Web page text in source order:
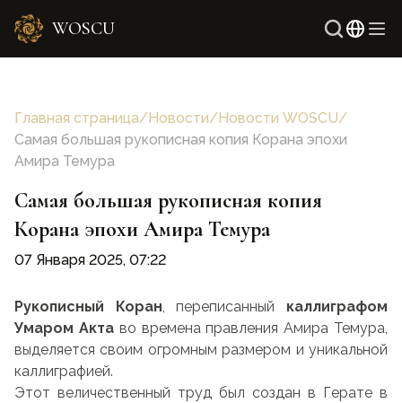
WOSCU
Главная страница/Новости/Новости WOSCU/
Самая большая рукописная копия Корана эпохи
Амира Темура
Самая большая рукописная копия
Корана эпохи Амира Темура
07 Января 2025, 07:22
Рукописный Коран, переписанный каллиграфом
Умаром Актаво времена правления Амира Темура,
выделяется своим огромным размером и уникальной
каллиграфией.
Этот величественный труд был создан в Герате в